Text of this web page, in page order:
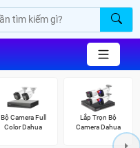
Bộ Camera Full
Color Dahua
Lắp Trọn Bộ
Camera Dahua